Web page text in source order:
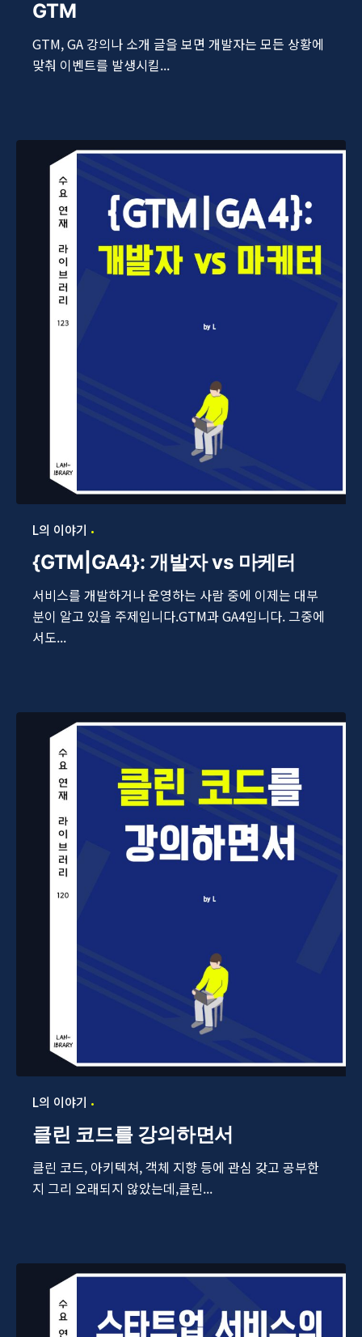
GTM
GTM, GA 강의나 소개 글을 보면 개발자는 모든 상황에
맞춰 이벤트를 발생시킬...
L의 이야기
{GTM|GA4}: 개발자 vs 마케터
서비스를 개발하거나 운영하는 사람 중에 이제는 대부
분이 알고 있을 주제입니다.GTM과 GA4입니다. 그중에
서도...
L의 이야기
클린 코드를 강의하면서
클린 코드, 아키텍쳐, 객체 지향 등에 관심 갖고 공부한
지 그리 오래되지 않았는데,클린...